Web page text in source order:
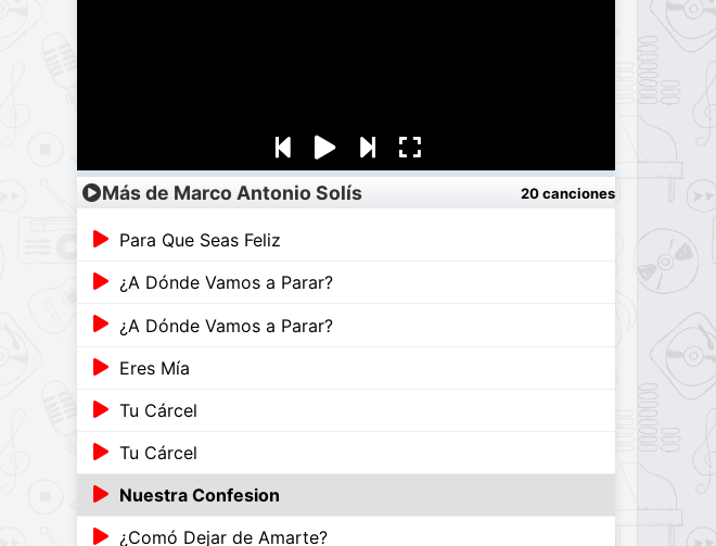
Más de Marco Antonio Solís 20 canciones
Para Que Seas Feliz
¿A Dónde Vamos a Parar?
¿A Dónde Vamos a Parar?
Eres Mía
Tu Cárcel
Tu Cárcel
Nuestra Confesion
¿Comó Dejar de Amarte?